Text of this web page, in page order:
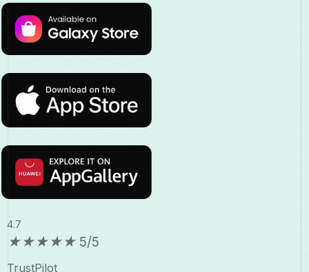
4.7
★★★★★ 5/5
TrustPilot